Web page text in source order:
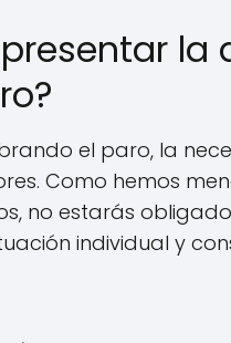
el paro, la
Como hemos
no estarás
individual y